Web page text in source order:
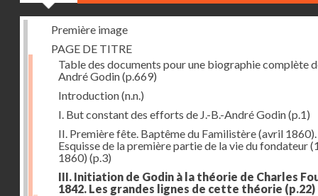
Première image
PAGE DE TITRE
Table des documents pour une biographie complète
André Godin(p.669)
Introduction(n.n.)
I. But constant des efforts de J.-B.-André Godin(p.1)
II. Première fête. Baptême du Familistère (avril 1860).
Esquisse de la première partie de la vie du fondateur
1860) (p.3)
III. Initiation de Godin à la théorie de Charles
1842. Les grandes lignes de cette théorie (p.22)